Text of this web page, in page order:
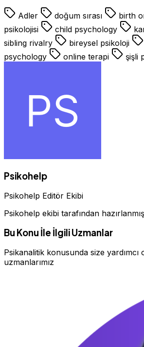
Adler doğum sırası birth
psikolojisi
child psychology
sibling rivalry
bireysel psikoloji
psychology
online terapi şişli
Psikohelp
Psikohelp Editör Ekibi
Psikohelp ekibi tarafından
Bu Konu İle İlgili Uzmanlar
Psikanalitik konusunda size yardımcı
uzmanlarımız